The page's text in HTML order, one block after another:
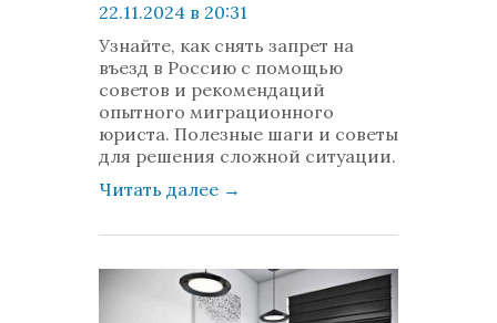
22.11.2024 в 20:31
просмотров: 801
комментариев: 0
Узнайте, как снять запрет на
въезд в Россию с помощью
советов и рекомендаций
опытного миграционного
юриста. Полезные шаги и советы
для решения сложной ситуации.
Читать далее →